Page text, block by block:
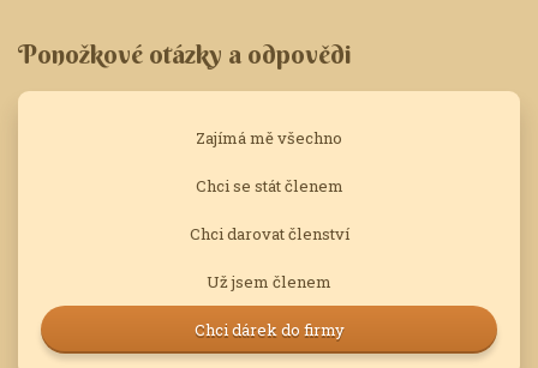
Ponožkové otázky a odpovědi
Zajímá mě všechno
Chci se stát členem
Chci darovat členství
Už jsem členem
Chci dárek do firmy